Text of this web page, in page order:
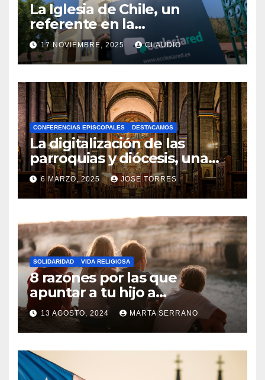
La Iglesia de Chile, un
referente en la
transformación digital
gracias a Ecclesiared
17 NOVIEMBRE, 2025 CLAUDIO
N
O
H
A
Y
C
O
M
N
T
A
R
I
O
S
CONFERENCIAS EPISCOPALES DESTACAMOS
La digitalización de las
parroquias y diócesis, una
realidad ya para el futuro de
la Iglesia
6 MARZO, 2025 JOSE TORRES
N
O
H
A
Y
SOLIDARIDAD VIDA RELIGIOSA
8 razones por las que
apuntar a tu hijo a
Catequesis
13 AGOSTO, 2024 MARTA SERRANO
N
O